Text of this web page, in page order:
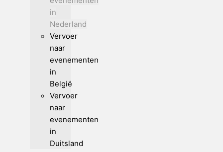
in
Nederland
Vervoer
naar
evenementen
in
België
Vervoer
naar
evenementen
in
Duitsland